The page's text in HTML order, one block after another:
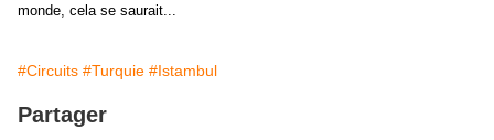
monde, cela se saurait...
#Circuits #Turquie #Istambul
Partager